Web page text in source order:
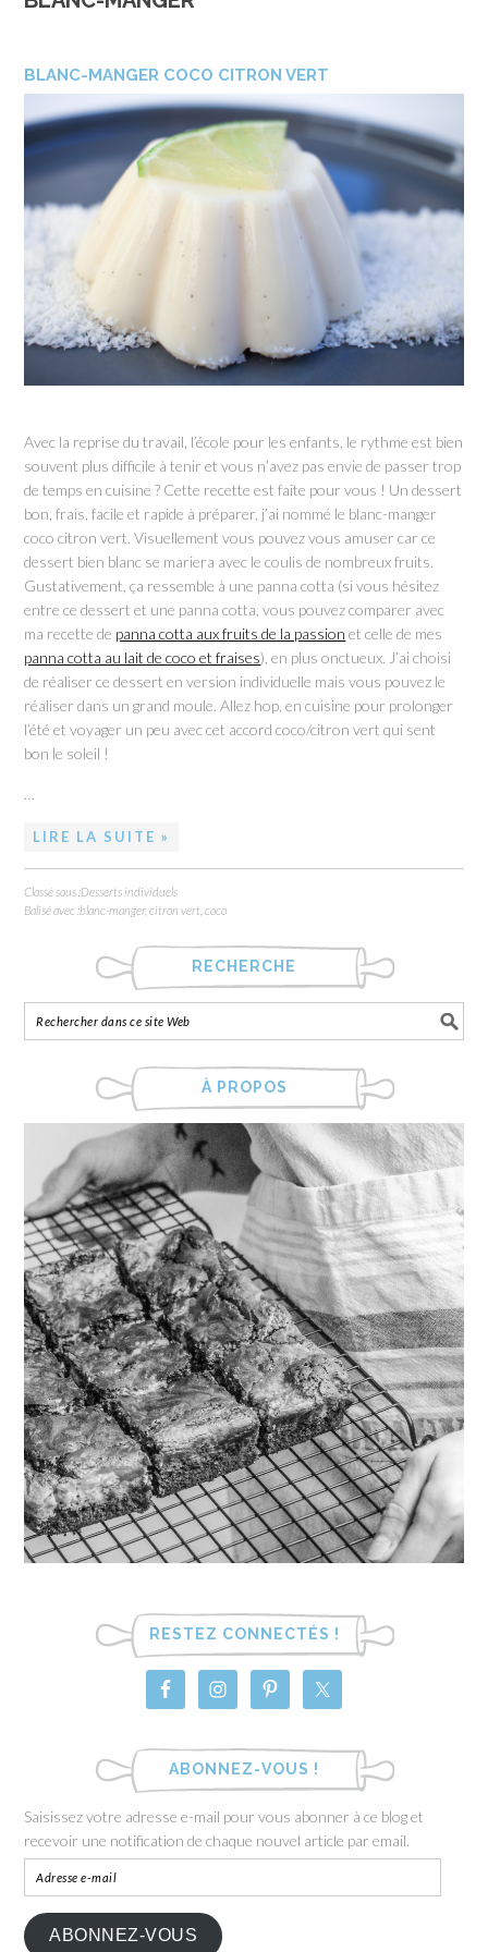
BLANC-MANGER COCO CITRON VERT
Avec la reprise du travail, l’école pour les enfants, le rythme est bien
souvent plus difficile à tenir et vous n’avez pas envie de passer trop
de temps en cuisine ? Cette recette est faite pour vous ! Un dessert
bon, frais, facile et rapide à préparer, j’ai nommé le blanc-manger
coco citron vert. Visuellement vous pouvez vous amuser car ce
dessert bien blanc se mariera avec le coulis de nombreux fruits.
Gustativement, ça ressemble à une panna cotta (si vous hésitez
entre ce dessert et une panna cotta, vous pouvez comparer avec
ma recette de panna cotta aux fruits de la passion et celle de mes
panna cotta au lait de coco et fraises), en plus onctueux. J’ai choisi
de réaliser ce dessert en version individuelle mais vous pouvez le
réaliser dans un grand moule. Allez hop, en cuisine pour prolonger
l’été et voyager un peu avec cet accord coco/citron vert qui sent
bon le soleil !
…
LIRE LA SUITE »
Classé sous :Desserts individuels
Balisé avec :blanc-manger,citron vert ,coco
RECHERCHE
À PROPOS
RESTEZ CONNECTÉS !
ABONNEZ-VOUS !
Saisissez votre adresse e-mail pour vous abonner à ce blog et
recevoir une notification de chaque nouvel article par email.
ABONNEZ-VOUS